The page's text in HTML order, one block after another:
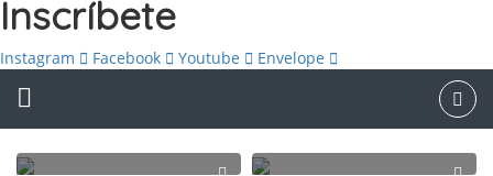
Inscríbete
Instagram Facebook Youtube Envelope